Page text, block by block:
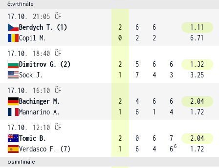
čtvrtfinále
17.10. 21:05 ČF
Berdych T. (1)
Copil M.
2
0
6
2
6
2
1.11
6.71
17.10.
18:40 ČF
Dimitrov G. (2)
Sock J.
2
1
5
7
6
4
6
3
1.32
3.25
17.10.
16:10 ČF
Bachinger M.
Mannarino A.
2
1
4
6
6
1
6
4
2.04
1.72
17.10.
12:10 ČF
Tomic B.
Verdasco F. (7)
2
1
0
6
6
4
7
66
2.04
1.72
osmifinále